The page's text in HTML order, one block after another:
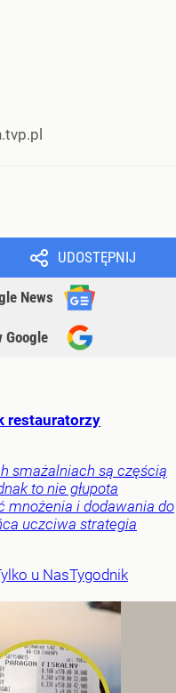
UDOSTĘPNIJ
News
Google
restauratorzy
smażalniach są częścią
to nie głupota
mnożenia i dodawania do
uczciwa strategia
u NasTygodnik